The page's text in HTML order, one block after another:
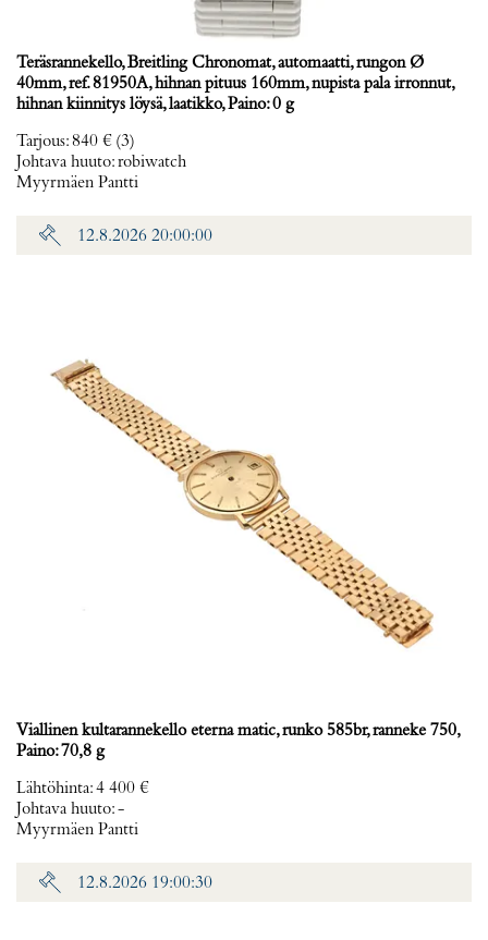
Teräsrannekello, Breitling Chronomat, automaatti, rungon Ø
40mm, ref. 81950A, hihnan pituus 160mm, nupista pala irronnut,
hihnan kiinnitys löysä, laatikko, Paino: 0 g
Tarjous:840 € (3)
Johtava huuto:robiwatch
Myyrmäen Pantti
12.8.2026 20:00:00
Viallinen kultarannekello eterna matic, runko 585br, ranneke 750,
Paino: 70,8 g
Lähtöhinta:4 400 €
Johtava huuto:-
Myyrmäen Pantti
12.8.2026 19:00:30